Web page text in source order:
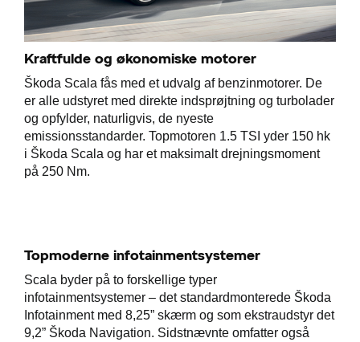
Kraftfulde og økonomiske motorer
Škoda Scala fås med et udvalg af benzinmotorer. De
er alle udstyret med direkte indsprøjtning og turbolader
og opfylder, naturligvis, de nyeste
emissionsstandarder. Topmotoren 1.5 TSI yder 150 hk
i Škoda Scala og har et maksimalt drejningsmoment
på 250 Nm.
Topmoderne infotainmentsystemer
Scala byder på to forskellige typer
infotainmentsystemer – det standardmonterede Škoda
Infotainment med 8,25” skærm og som ekstraudstyr det
9,2” Škoda Navigation. Sidstnævnte omfatter også